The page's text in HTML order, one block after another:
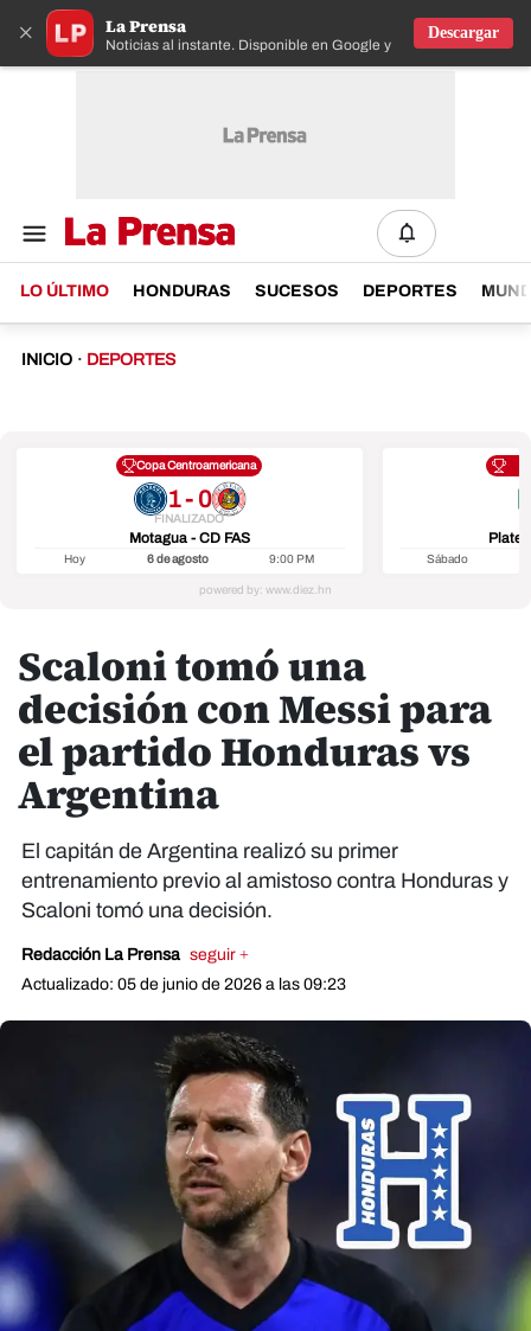
× La Prensa
Noticias al instante. Disponible en Google y IOS
Descargar
LO ÚLTIMO HONDURAS SUCESOS DEPORTES
INICIO · DEPORTES
Copa Centroamericana
1 - 0
FINALIZADO
Motagua - CD FAS
Hoy 6 de agosto 9:00 PM Sábado
Scaloni tomó una
decisión con Messi para
el partido Honduras vs
Argentina
El capitán de Argentina realizó su primer
entrenamiento previo al amistoso contra Honduras y
Scaloni tomó una decisión.
Redacción La Prensa seguir +
Actualizado: 05 de junio de 2026 a las 09:23